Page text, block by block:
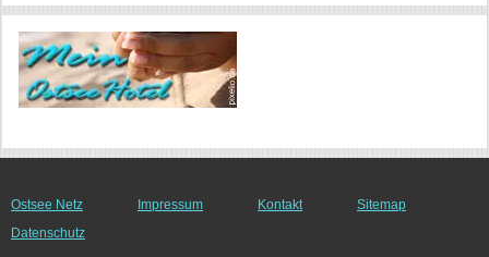
Ostsee Netz Impressum Kontakt
Sitemap
Datenschutz